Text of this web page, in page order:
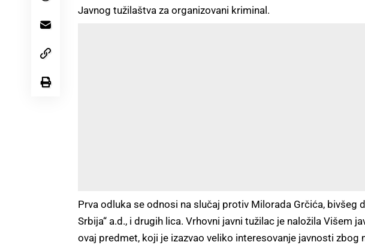
Javnog tužilaštva za organizovani kriminal.
Prva odluka se odnosi na slučaj protiv Milorada Grčića, bivšeg
Srbija“ a.d., i drugih lica. Vrhovni javni tužilac je naložila Višem
ovaj predmet, koji je izazvao veliko interesovanje javnosti zbog